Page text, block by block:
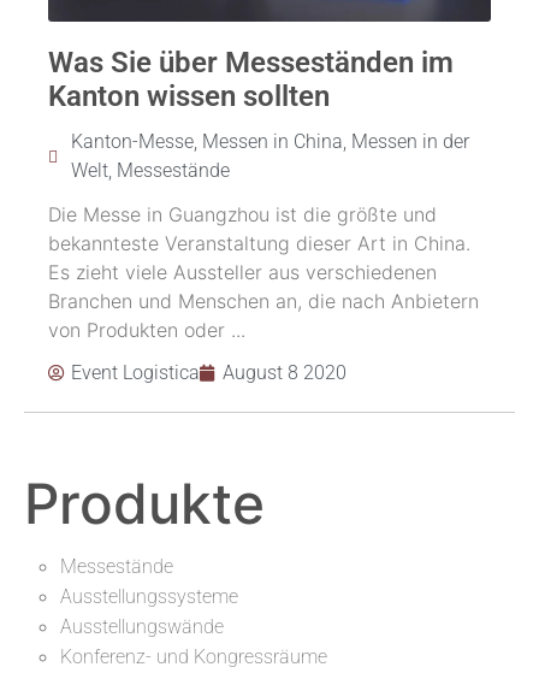
Was Sie über Messeständen im
Kanton wissen sollten
Kanton-Messe Messen in China Messen in der
Welt Messestände
Die Messe in Guangzhou ist die größte und
bekannteste Veranstaltung dieser Art in China.
Es zieht viele Aussteller aus verschiedenen
Branchen und Menschen an, die nach Anbietern
von Produkten oder ...
Event Logistica August 8 2020
Produkte
Messestände
Ausstellungssysteme
Ausstellungswände
Konferenz- und Kongressräume